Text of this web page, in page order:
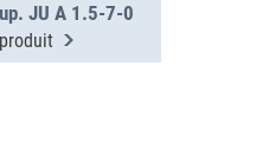
JU A 1.5-7-0